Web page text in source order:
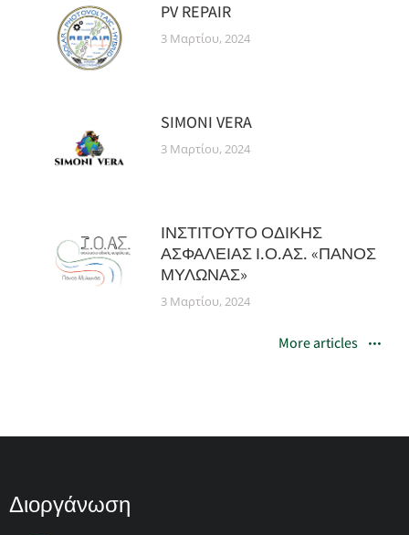
PV REPAIR
3 Μαρτίου, 2024
SIMONI VERA
3 Μαρτίου, 2024
ΙΝΣΤΙΤΟΥΤΟ ΟΔΙΚΗΣ
ΑΣΦΑΛΕΙΑΣ Ι.Ο.ΑΣ. «ΠΑΝΟΣ
ΜΥΛΩΝΑΣ»
3 Μαρτίου, 2024
More articles
Διοργάνωση